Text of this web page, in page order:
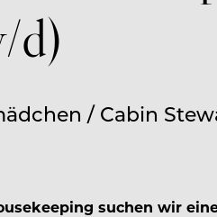
d)
/ Cabin
suchen wir